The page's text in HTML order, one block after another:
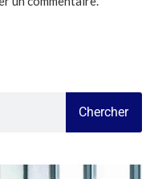
Chercher